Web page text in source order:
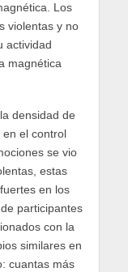
Los
violentas y no
actividad
magnética
densidad de
el control
se vio
estas
en los
participantes
con la
similares en
cuantas más